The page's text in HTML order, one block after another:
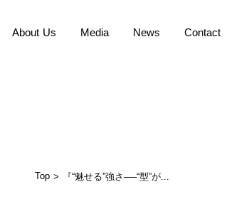
About Us
Media
News Contact
Top > 『“魅せる”強さ──“型”が...